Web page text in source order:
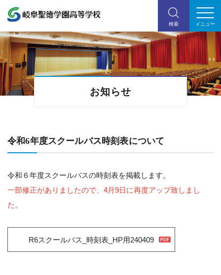
お知らせ
令和6年度スクールバス時刻表について
令和６年度スクールバスの時刻表を掲載します。
一部修正がありましたので、4月9日に再度アップ致しまし
た。
R6スクールバス_時刻表_HP用240409